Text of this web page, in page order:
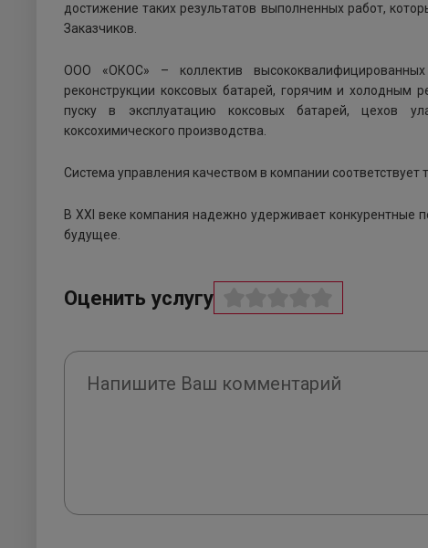
достижение таких результатов выполненных работ,
Заказчиков.
ООО «ОКОС» – коллектив
реконструкции коксовых батарей, горячим и холодным
пуску в эксплуатацию коксовых батарей, цехов
коксохимического производства.
Система управления качеством в компании
В XXI веке компания надежно удерживает конкурентные
будущее.
Оценить услугу